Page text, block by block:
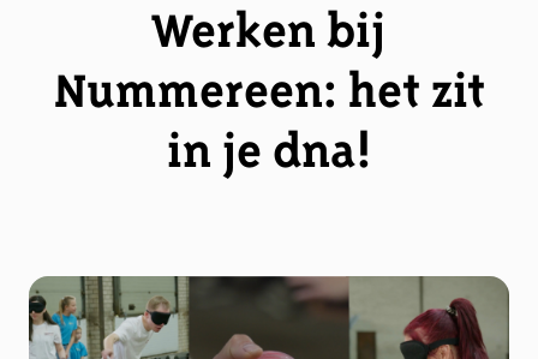
Werken bij
Nummereen: het zit
in je dna!